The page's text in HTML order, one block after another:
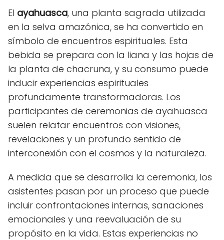
El ayahuasca, una planta sagrada utilizada
en la selva amazónica, se ha convertido en
símbolo de encuentros espirituales. Esta
bebida se prepara con la liana y las hojas de
la planta de chacruna, y su consumo puede
inducir experiencias espirituales
profundamente transformadoras. Los
participantes de ceremonias de ayahuasca
suelen relatar encuentros con visiones,
revelaciones y un profundo sentido de
interconexión con el cosmos y la naturaleza.
A medida que se desarrolla la ceremonia, los
asistentes pasan por un proceso que puede
incluir confrontaciones internas, sanaciones
emocionales y una reevaluación de su
propósito en la vida. Estas experiencias no